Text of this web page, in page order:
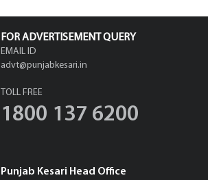
FOR ADVERTISEMENT QUERY
EMAIL ID
advt@punjabkesari.in
TOLL FREE
1800 137 6200
Punjab Kesari Head Office